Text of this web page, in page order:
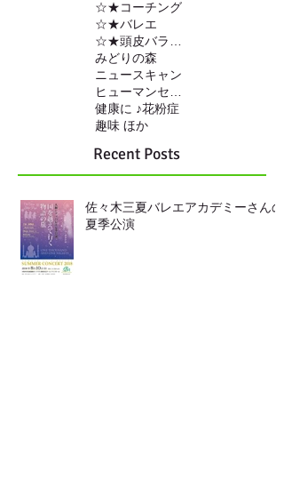
☆★コーチング
☆★バレエ
みどりの森
ニュースキャン
健康に ♪花粉症
趣味 ほか
Recent Posts
佐々木三夏バレエアカデミーさんの
夏季公演